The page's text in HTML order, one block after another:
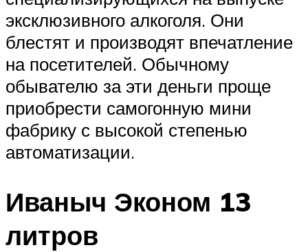
эксклюзивного алкоголя. Они
блестят и производят впечатление
на посетителей. Обычному
обывателю за эти деньги проще
приобрести самогонную мини
фабрику с высокой степенью
автоматизации.
Иваныч Эконом 13
литров